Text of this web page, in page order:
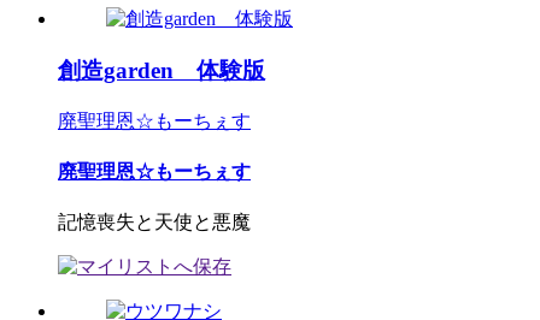
創造garden 体験版
廃聖理恩☆もーちぇす
廃聖理恩☆もーちぇす
記憶喪失と天使と悪魔